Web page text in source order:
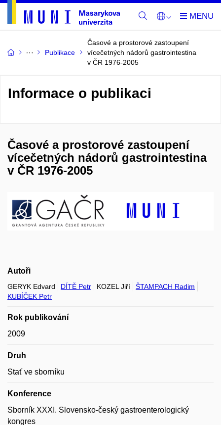
Publikace
Časové a prostorové zastoupení
vícečetných nádorů gastrointestina
v ČR 1976-2005
Informace o publikaci
Časové a prostorové zastoupení
vícečetných nádorů gastrointestina
v ČR 1976-2005
Autoři
GERYK Edvard DÍTĚ Petr KOZEL Jiří
ŠTAMPACH Radim
KUBÍČEK Petr
Rok publikování
2009
Druh
Stať ve sborníku
Konference
Sborník XXXI. Slovensko-český gastroenterologický
kongres